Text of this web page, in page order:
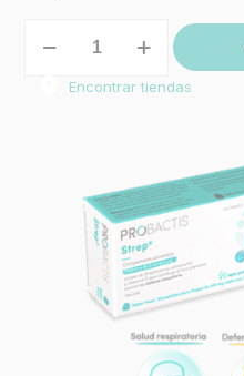
Strep®
Encontrar tiendas